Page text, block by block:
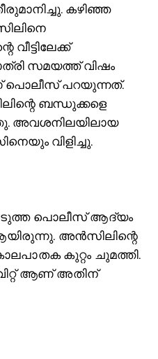
കഴിഞ്ഞ
സമയത്ത് വിഷം
പൊലീസ് പറയുന്നത്.
ബന്ധുക്കളെ
അവശനിലയിലായ
വിളിച്ചു.
പൊലീസ് ആദ്യം
അൻസിലിന്റെ
കുറ്റം ചുമത്തി.
ആണ് അതിന്